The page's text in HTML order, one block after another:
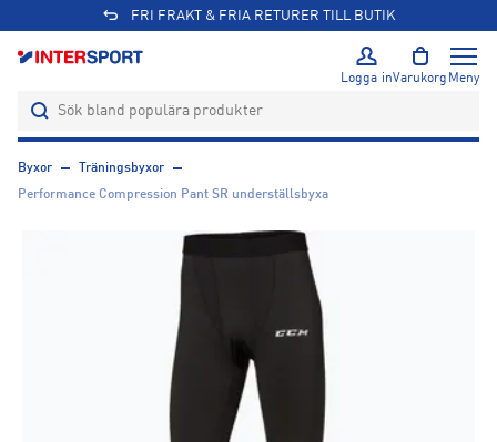
FRI FRAKT & FRIA RETURER TILL BUTIK
Logga inVarukorg Meny
Byxor
Träningsbyxor
Performance Compression Pant SR underställsbyxa